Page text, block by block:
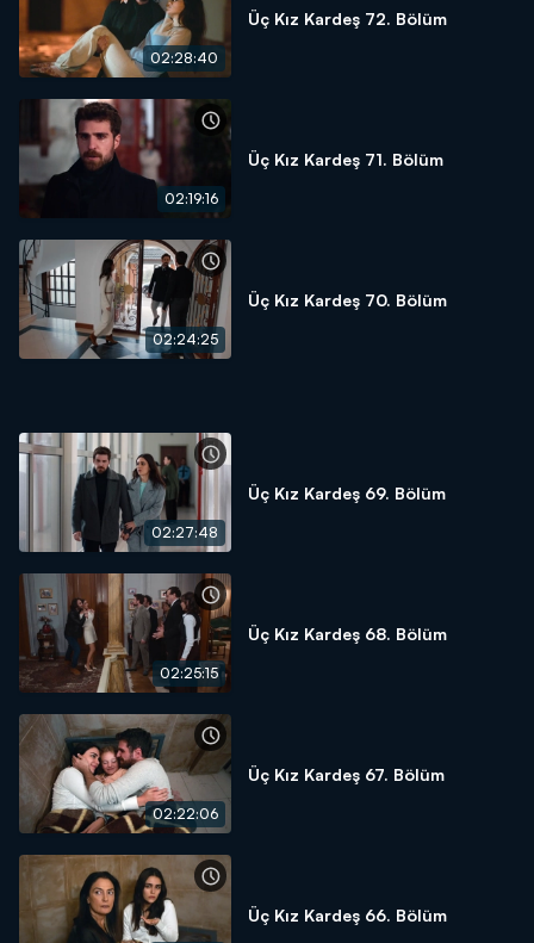
02:28:40
Üç Kız Kardeş 72. Bölüm
02:19:16
Üç Kız Kardeş 71. Bölüm
02:24:25
Üç Kız Kardeş 70. Bölüm
02:27:48
Üç Kız Kardeş 69. Bölüm
02:25:15
Üç Kız Kardeş 68. Bölüm
02:22:06
Üç Kız Kardeş 67. Bölüm
Üç Kız Kardeş 66. Bölüm